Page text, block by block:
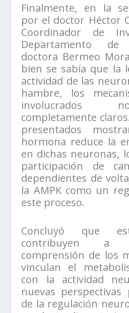
Finalmente, en la
por el doctor Héctor
Coordinador de
Departamento
doctora Bermeo
bien se sabía que la
actividad de las
hambre, los
involucrados
completamente
presentados
hormona reduce la
en dichas neuronas,
participación de
dependientes de
la AMPK como un
este proceso.
Concluyó que
contribuyen a
comprensión de los
vinculan el
con la actividad
nuevas
de la regulación